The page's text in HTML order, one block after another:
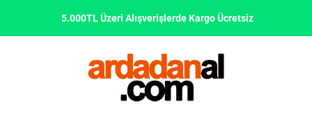
5.000TL Üzeri Alışverişlerde Kargo Ücretsiz